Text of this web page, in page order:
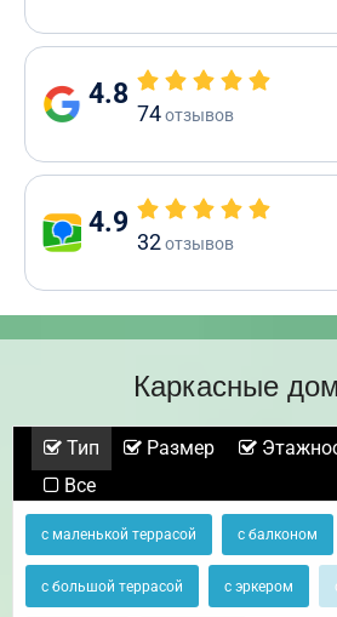
4.8
74отзывов
4.9
32отзывов
Каркасные
Тип Размер
Все
с маленькой террасой с балконом
с большой террасой с эркером